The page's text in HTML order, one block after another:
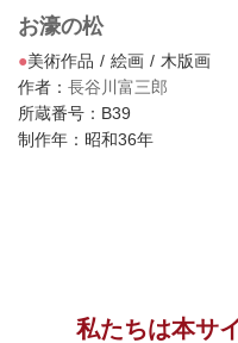
お濠の松
美術作品 絵画
木版画
作者： 長谷川富三郎
所蔵番号：B39
制作年：昭和36年
私たちは本サ